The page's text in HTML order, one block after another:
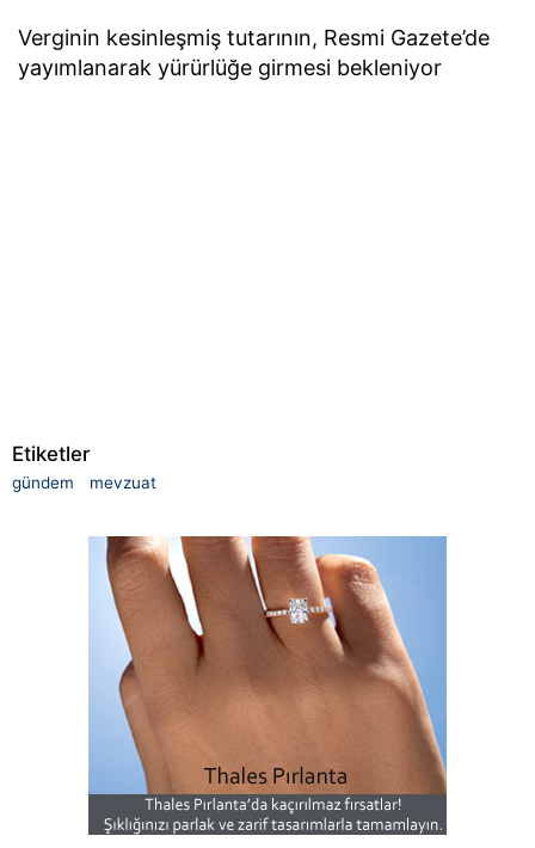
Verginin kesinleşmiş tutarının, Resmi Gazete’de
yayımlanarak yürürlüğe girmesi bekleniyor
Etiketler
gündem mevzuat